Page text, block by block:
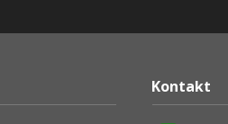
Kontakt